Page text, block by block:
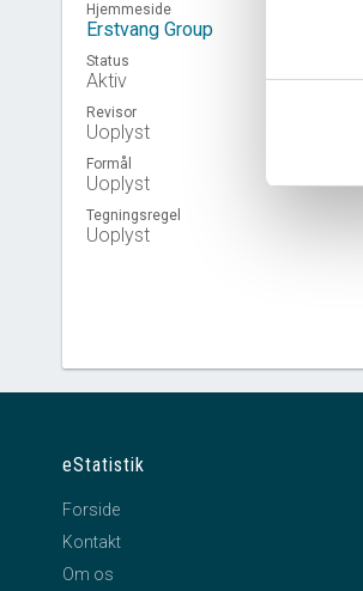
Hjemmeside
Erstvang Group
Status
Aktiv
Revisor
Uoplyst
Formål
Uoplyst
Tegningsregel
Uoplyst
eStatistik
Forside
Kontakt
Om os